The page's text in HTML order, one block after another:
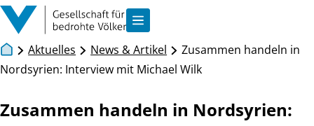
Zum Inhalt springen
Navigation anzeigen
Aktuelles
News & Artikel
Zusammen handeln in
Nordsyrien: Interview mit Michael Wilk
Zusammen handeln in Nordsyrien: